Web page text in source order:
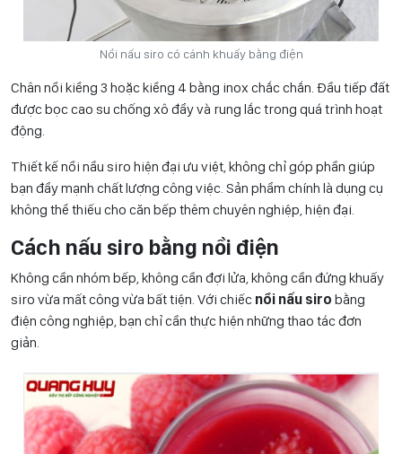
Nồi nấu siro có cánh khuấy bằng điện
Chân nồi kiềng 3 hoặc kiềng 4 bằng inox chắc chắn. Đầu tiếp đất
được bọc cao su chống xô đẩy và rung lắc trong quá trình hoạt
động.
Thiết kế nồi nầu siro hiện đại ưu việt, không chỉ góp phần giúp
bạn đẩy mạnh chất lượng công việc. Sản phẩm chính là dụng cụ
không thể thiếu cho căn bếp thêm chuyên nghiệp, hiện đại.
Cách nấu siro bằng nồi điện
Không cần nhóm bếp, không cần đợi lửa, không cần đứng khuấy
siro vừa mất công vừa bất tiện. Với chiếc nồi nấu siro bằng
điện công nghiệp, bạn chỉ cần thực hiện những thao tác đơn
giản.